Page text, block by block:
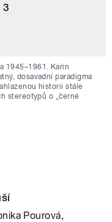
3
1945–1961. Karin
dosavadní paradigma
historii stále
stereotypů o „černé
Pourová,